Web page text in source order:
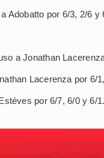
Adobatto por 6/3, 2/6 y
a Jonathan
Lacerenza por
por 6/7, 6/0 y 6/